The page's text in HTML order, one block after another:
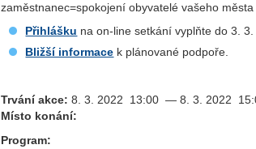
zaměstnanec=spokojení obyvatelé vašeho
Přihlášku na on-line setkání vyplňte do 3. 3.
Bližší informace k plánované podpoře.
Trvání akce: 8. 3. 2022 13:00 — 8. 3. 2022
Místo konání:
Program: